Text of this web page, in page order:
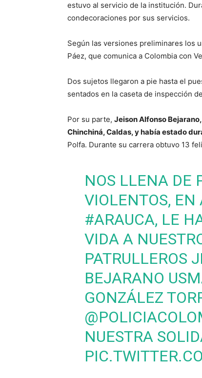
estuvo al servicio de la institución.
condecoraciones por sus servicios.
Según las versiones preliminares los
Páez, que comunica a Colombia con
Dos sujetos llegaron a pie hasta el
sentados en la caseta de inspección
Por su parte, Jeison Alfonso
Chinchiná, Caldas, y había estado
Polfa. Durante su carrera obtuvo 13
NOS LLENA DE
VIOLENTOS,
#ARAUCA, LE
VIDA A
PATRULLEROS
BEJARANO
GONZÁLEZ
NUESTRA